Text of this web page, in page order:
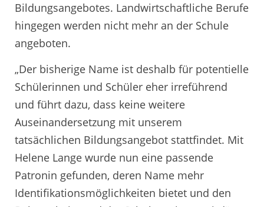
Bildungsangebotes. Landwirtschaftliche Berufe
hingegen werden nicht mehr an der Schule
angeboten.
„Der bisherige Name ist deshalb für potentielle
Schülerinnen und Schüler eher irreführend
und führt dazu, dass keine weitere
Auseinandersetzung mit unserem
tatsächlichen Bildungsangebot stattfindet. Mit
Helene Lange wurde nun eine passende
Patronin gefunden, deren Name mehr
Identifikationsmöglichkeiten bietet und den